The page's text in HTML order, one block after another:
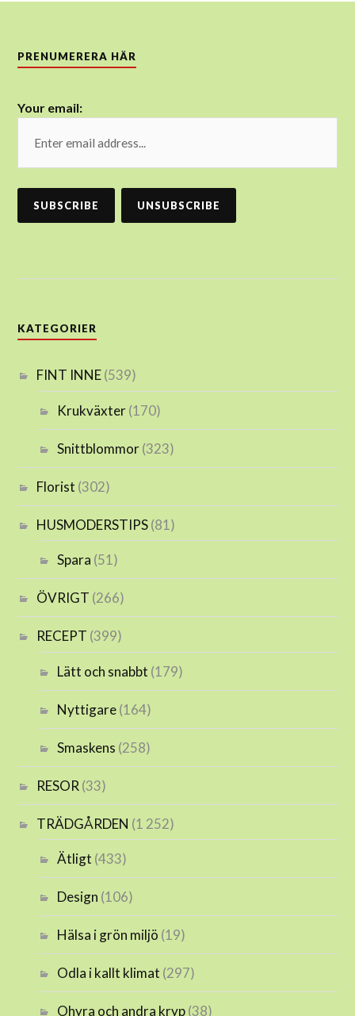
PRENUMERERA HÄR
Your email:
KATEGORIER
FINT INNE(539)
Krukväxter(170)
Snittblommor(323)
Florist (302)
HUSMODERSTIPS(81)
Spara (51)
ÖVRIGT (266)
RECEPT (399)
Lätt och snabbt (179)
Nyttigare(164)
Smaskens (258)
RESOR (33)
TRÄDGÅRDEN (1 252)
Ätligt (433)
Design (106)
Hälsa i grön miljö (19)
Odla i kallt klimat (297)
Ohyra och andra kryp(38)